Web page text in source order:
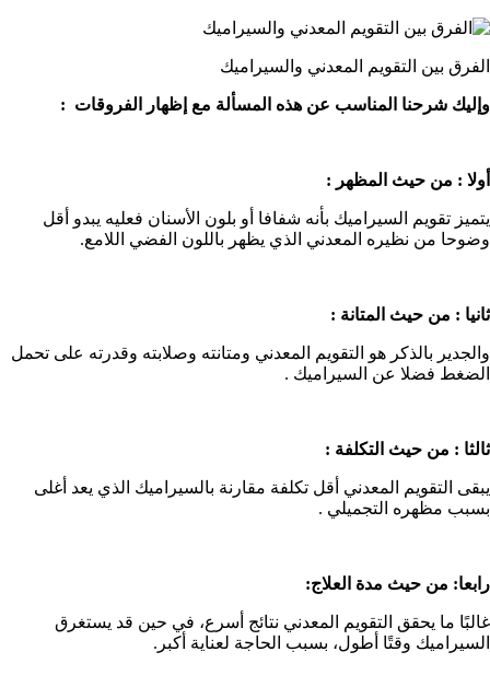
الفرق بين التقويم المعدني والسيراميك
وإليك شرحنا المناسب عن هذه المسألة مع إظهار الفروقات :
أولا : من حيث المظهر :
يتميز تقويم السيراميك بأنه شفافا أو بلون الأسنان فعليه يبدو أقل
وضوحا من نظيره المعدني الذي يظهر باللون الفضي اللامع.
ثانيا : من حيث المتانة :
والجدير بالذكر هو التقويم المعدني ومتانته وصلابته وقدرته على تحمل
الضغط فضلا عن السيراميك .
ثالثا : من حيث التكلفة :
يبقى التقويم المعدني أقل تكلفة مقارنة بالسيراميك الذي يعد أغلى
بسبب مظهره التجميلي .
رابعا: من حيث مدة العلاج:
غالبًا ما يحقق التقويم المعدني نتائج أسرع، في حين قد يستغرق
السيراميك وقتًا أطول، بسبب الحاجة لعناية أكبر.